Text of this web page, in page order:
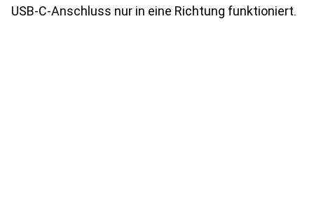
USB-C-Anschluss nur in eine Richtung funktioniert.